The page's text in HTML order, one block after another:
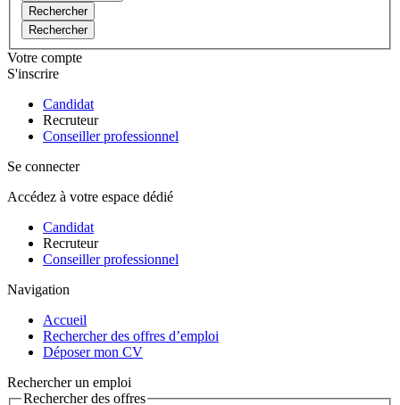
Rechercher
Rechercher
Votre compte
S'inscrire
Candidat
Recruteur
Conseiller professionnel
Se connecter
Accédez à votre espace dédié
Candidat
Recruteur
Conseiller professionnel
Navigation
Accueil
Rechercher des offres d’emploi
Déposer mon CV
Rechercher un emploi
Rechercher des offres